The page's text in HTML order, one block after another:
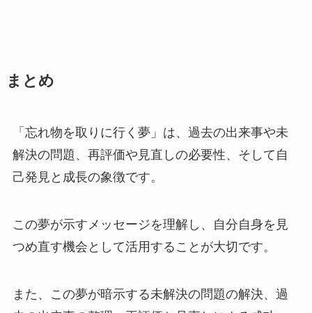
まとめ
「忘れ物を取りに行く夢」は、過去の出来事や未
解決の問題、再評価や見直しの必要性、そして自
己発見と成長の象徴です。
この夢が示すメッセージを理解し、自分自身を見
つめ直す機会として活用することが大切です。
また、この夢が暗示する未解決の問題の解決、過